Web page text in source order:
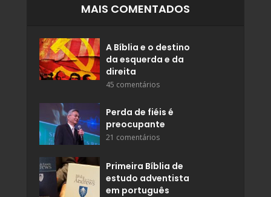
MAIS COMENTADOS
A Bíblia e o destino
da esquerda e da
direita
45 comentários
Perda de fiéis é
preocupante
21 comentários
Primeira Bíblia de
estudo adventista
em português